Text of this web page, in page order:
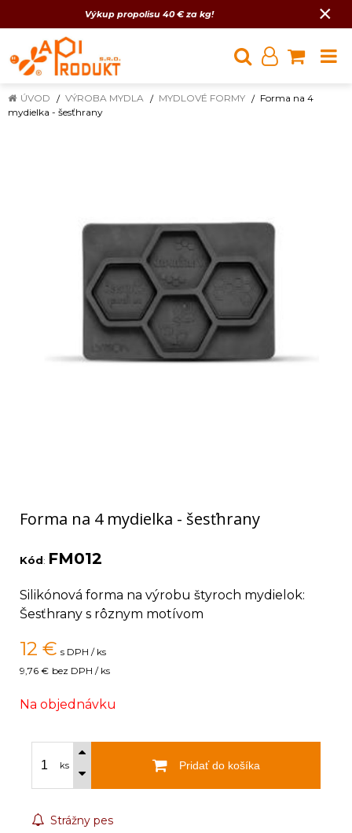
Výkup propolisu 40 € za kg! ×
ÚVOD VÝROBA MYDLA MYDLOVÉ FORMY
Forma na 4
mydielka - šesťhrany
Forma na 4 mydielka - šesťhrany
Kód: FM012
Silikónová forma na výrobu štyroch mydielok:
Šesťhrany s rôznym motívom
12 € s DPH / ks
9,76 € bez DPH / ks
Na objednávku
ks Pridať do košíka
Strážny pes